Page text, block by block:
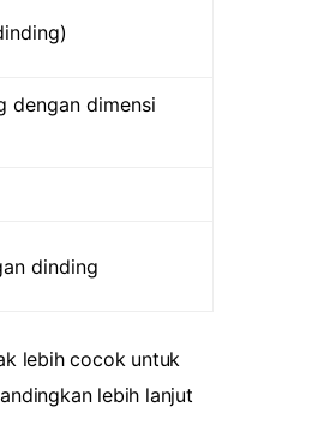
dengan dimensi
dinding
lebih cocok untuk
lebih lanjut